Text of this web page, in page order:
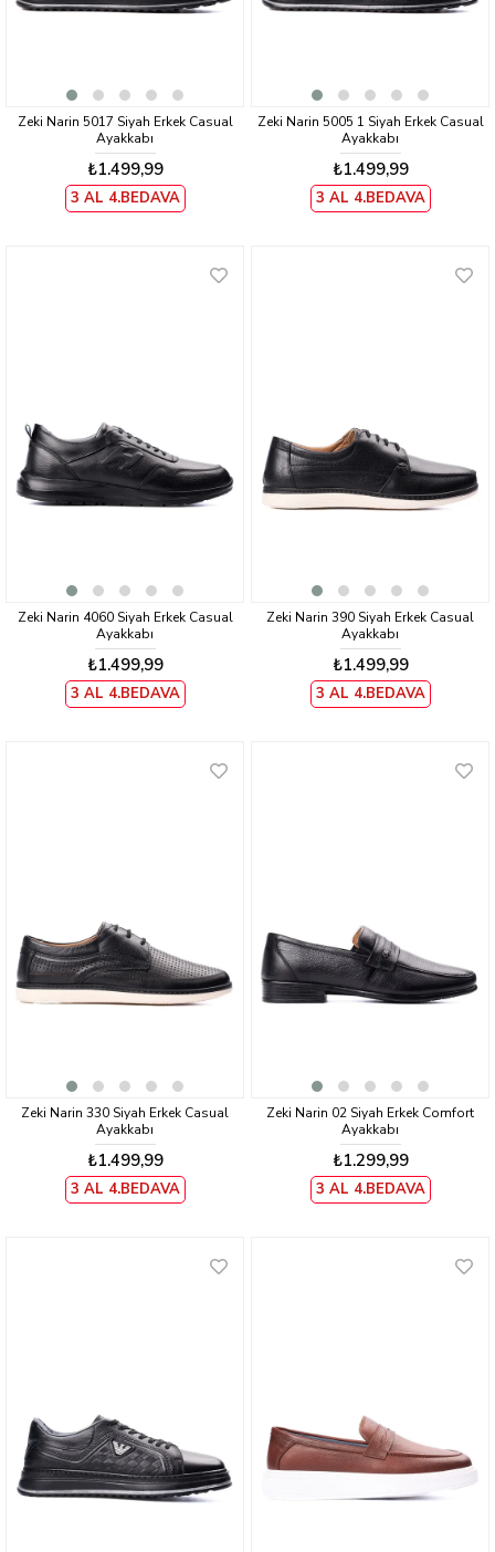
Zeki Narin 5017 Siyah Erkek Casual
Ayakkabı
₺1.499,99
3 AL 4.BEDAVA
Zeki Narin 5005 1 Siyah Erkek Casual
Ayakkabı
₺1.499,99
3 AL 4.BEDAVA
Zeki Narin 4060 Siyah Erkek Casual
Ayakkabı
₺1.499,99
3 AL 4.BEDAVA
Zeki Narin 390 Siyah Erkek Casual
Ayakkabı
₺1.499,99
3 AL 4.BEDAVA
Zeki Narin 330 Siyah Erkek Casual
Ayakkabı
₺1.499,99
3 AL 4.BEDAVA
Zeki Narin 02 Siyah Erkek Comfort
Ayakkabı
₺1.299,99
3 AL 4.BEDAVA